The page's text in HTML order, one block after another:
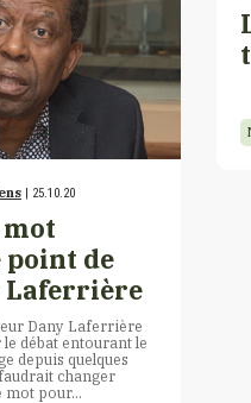
| 25.10.20
point de
Laferrière
Dany Laferrière
débat entourant le
depuis quelques
changer
mot pour…